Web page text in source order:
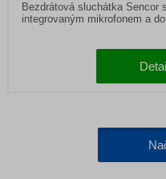
Bezdrátová sluchátka Sencor
integrovaným mikrofonem a